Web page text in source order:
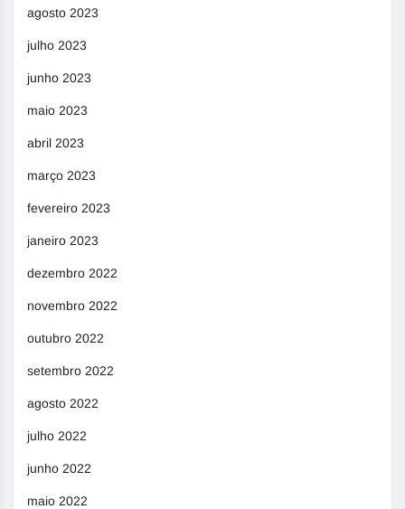
agosto 2023
julho 2023
junho 2023
maio 2023
abril 2023
março 2023
fevereiro 2023
janeiro 2023
dezembro 2022
novembro 2022
outubro 2022
setembro 2022
agosto 2022
julho 2022
junho 2022
maio 2022